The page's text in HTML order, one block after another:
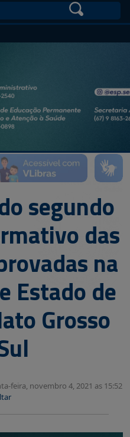
segundo
das
na
Estado de
Grosso
feira, novembro 4, 2021 as 15:52